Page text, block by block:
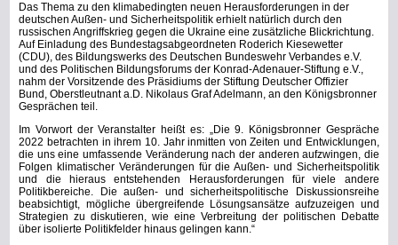
Das Thema zu den klimabedingten neuen Herausforderungen in der
deutschen Außen- und Sicherheitspolitik erhielt natürlich durch den
russischen Angriffskrieg gegen die Ukraine eine zusätzliche Blickrichtung.
Auf Einladung des Bundestagsabgeordneten Roderich Kiesewetter
(CDU), des Bildungswerks des Deutschen Bundeswehr Verbandes e.V.
und des Politischen Bildungsforums der Konrad-Adenauer-Stiftung e.V.,
nahm der Vorsitzende des Präsidiums der Stiftung Deutscher Offizier
Bund, Oberstleutnant a.D. Nikolaus Graf Adelmann, an den Königsbronner
Gesprächen teil.
Im Vorwort der Veranstalter heißt es: „Die 9. Königsbronner Gespräche
2022 betrachten in ihrem 10. Jahr inmitten von Zeiten und Entwicklungen,
die uns eine umfassende Veränderung nach der anderen aufzwingen, die
Folgen klimatischer Veränderungen für die Außen- und Sicherheitspolitik
und die hieraus entstehenden Herausforderungen für viele andere
Politikbereiche. Die außen- und sicherheitspolitische Diskussionsreihe
beabsichtigt, mögliche übergreifende Lösungsansätze aufzuzeigen und
Strategien zu diskutieren, wie eine Verbreitung der politischen Debatte
über isolierte Politikfelder hinaus gelingen kann.“